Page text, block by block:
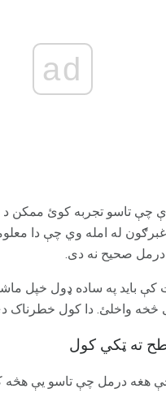
ad
چې تاسو تجربه کوئ ممکن د
له امله وي چې دا
درمل صحیح نه دی.
باید په ساده ډول خپل
واخلئ. دا کول خطرناک
ته ټکي کول
درمل چې تاسو یې هڅه